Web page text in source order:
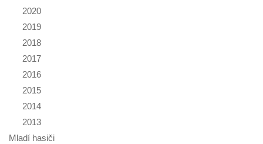
2020
2019
2018
2017
2016
2015
2014
2013
Mladí hasiči